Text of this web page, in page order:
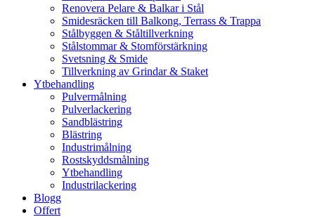
Renovera Pelare & Balkar i Stål
Smidesräcken till Balkong, Terrass & Trappa
Stålbyggen & Ståltillverkning
Stålstommar & Stomförstärkning
Svetsning & Smide
Tillverkning av Grindar & Staket
Ytbehandling
Pulvermålning
Pulverlackering
Sandblästring
Blästring
Industrimålning
Rostskyddsmålning
Ytbehandling
Industrilackering
Blogg
Offert